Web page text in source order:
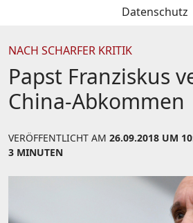
Datenschutz
NACH SCHARFER KRITIK
Papst Franziskus
China-Abkommen
VERÖFFENTLICHT AM 26.09.2018 UM
3 MINUTEN